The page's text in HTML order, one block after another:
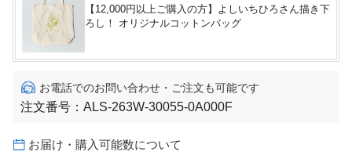
【12,000円以上ご購入の方】よしいちひろさん描き下
ろし！ オリジナルコットンバッグ
お電話でのお問い合わせ・ご注文も可能です
注文番号： ALS-263W-30055-0A000F
お届け・購入可能数について